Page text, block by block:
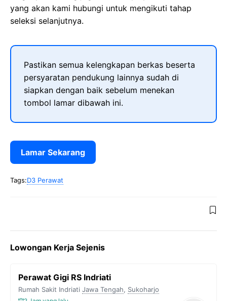
yang akan kami hubungi untuk mengikuti tahap
seleksi selanjutnya.
Pastikan semua kelengkapan berkas beserta
persyaratan pendukung lainnya sudah di
siapkan dengan baik sebelum menekan
tombol lamar dibawah ini.
Lamar Sekarang
Tags:D3 Perawat
Lowongan Kerja Sejenis
Perawat Gigi RS Indriati
Rumah Sakit Indriati Jawa Tengah, Sukoharjo